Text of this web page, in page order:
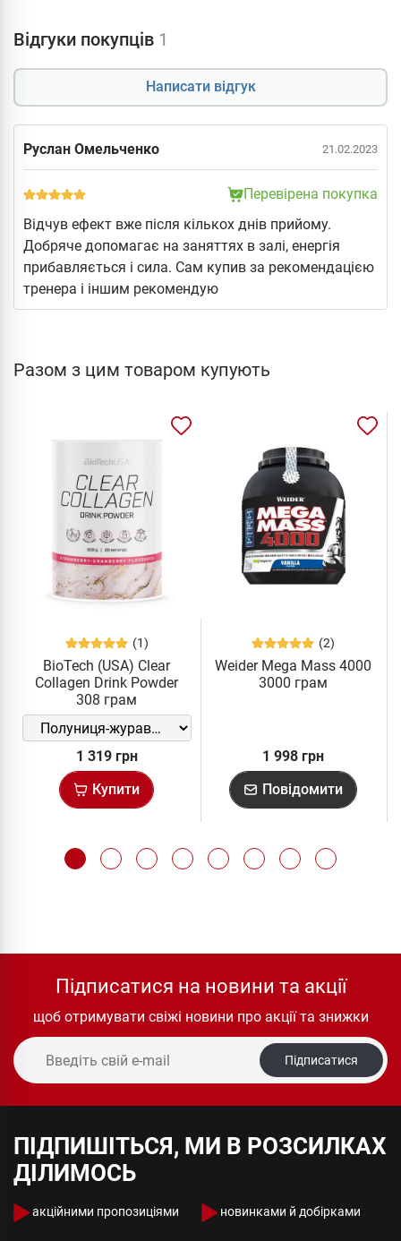
Відгуки покупців 1
Написати відгук
Руслан Омельченко 21.02.2023
Перевірена покупка
Відчув ефект вже після кількох днів прийому.
Добряче допомагає на заняттях в залі, енергія
прибавляється і сила. Сам купив за рекомендацією
тренера і іншим рекомендую
Разом з цим товаром купують
(1)
BioTech (USA) Clear
Collagen Drink Powder
308 грам
1 319 грн
Купити
(2)
Weider Mega Mass 4000
3000 грам
1 998 грн
Повідомити
Підписатися на новини та акції
щоб отримувати свіжі новини про акції та знижки
Підписатися
ПІДПИШІТЬСЯ, МИ В РОЗСИЛКАХ
ДІЛИМОСЬ
акційними пропозиціями новинками й добірками